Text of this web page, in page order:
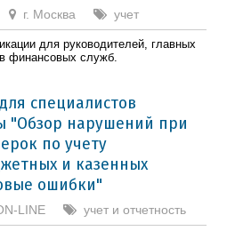
г. Москва учет
для руководителей, главных
финансовых служб.
специалистов
"Обзор нарушений при
по учету
и казенных
ошибки"
LINE учет и отчетность